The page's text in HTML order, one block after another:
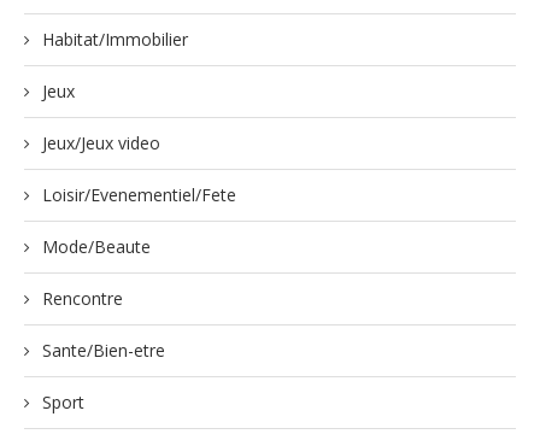
Habitat/Immobilier
Jeux
Jeux/Jeux video
Loisir/Evenementiel/Fete
Mode/Beaute
Rencontre
Sante/Bien-etre
Sport